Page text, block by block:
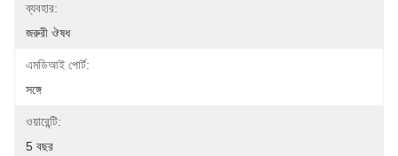
ব্যবহার:
জরুরী ঔষধ
এমডিআই পোর্ট:
সঙ্গে
ওয়ারেন্টি:
5 বছর